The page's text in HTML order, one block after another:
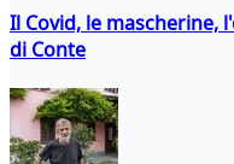
Il Covid, le mascherine,
di Conte